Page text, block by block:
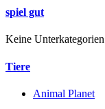
spiel gut
Keine Unterkategorien
Tiere
Animal Planet